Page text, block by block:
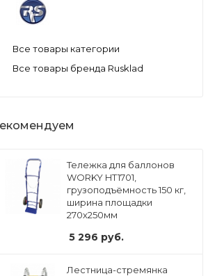
Все товары категории
Все товары бренда Rusklad
Тележка для баллонов
WORKY HT1701,
грузоподъёмность 150 кг,
ширина площадки
270х250мм
5 296 руб.
Лестница-стремянка